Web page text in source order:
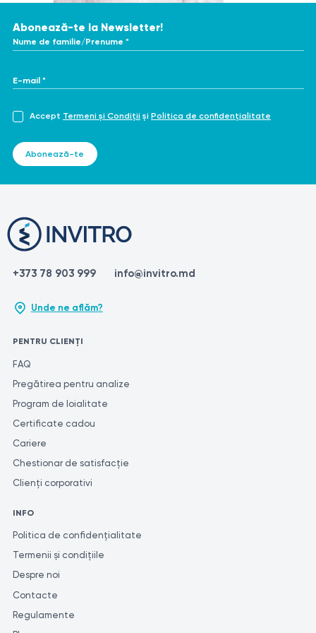
Abonează-te la Newsletter!
Nume de familie/Prenume *
E-mail *
Accept Termeni și Condiții și Politica de confidențialitate
Abonează-te
+373 78 903 999 info@invitro.md
Unde ne aflăm?
PENTRU CLIENȚI
FAQ
Pregătirea pentru analize
Program de loialitate
Certificate cadou
Cariere
Chestionar de satisfacție
Clienți corporativi
INFO
Politica de confidențialitate
Termenii și condițiile
Despre noi
Contacte
Regulamente